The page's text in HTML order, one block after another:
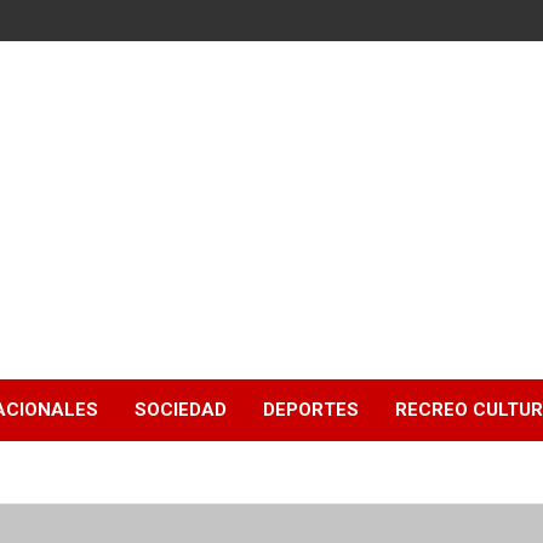
SOCIEDAD DEPORTES RECREO